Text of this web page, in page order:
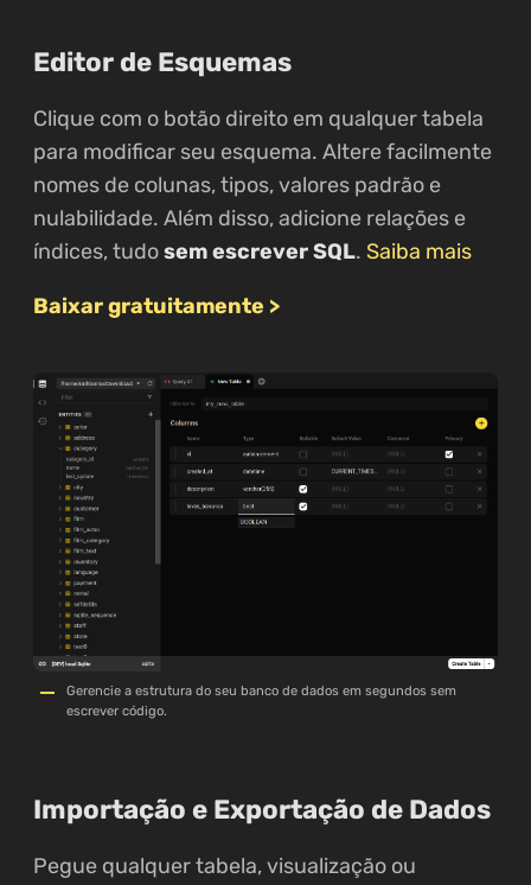
Editor de Esquemas
Clique com o botão direito em qualquer tabela
para modificar seu esquema. Altere facilmente
nomes de colunas, tipos, valores padrão e
nulabilidade. Além disso, adicione relações e
índices, tudosem escrever SQL. Saiba mais
Baixar gratuitamente >
Gerencie a estrutura do seu banco de dados em segundos sem
escrever código.
Importação e Exportação de Dados
Pegue qualquer tabela, visualização ou